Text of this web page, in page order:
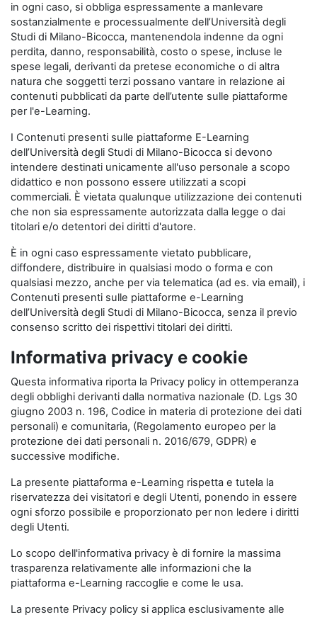
in ogni caso, si obbliga espressamente a manlevare
sostanzialmente e processualmente dell’Università degli
Studi di Milano-Bicocca, mantenendola indenne da ogni
perdita, danno, responsabilità, costo o spese, incluse le
spese legali, derivanti da pretese economiche o di altra
natura che soggetti terzi possano vantare in relazione ai
contenuti pubblicati da parte dell’utente sulle piattaforme
per l'e-Learning.
I Contenuti presenti sulle piattaforme E-Learning
dell’Università degli Studi di Milano-Bicocca si devono
intendere destinati unicamente all'uso personale a scopo
didattico e non possono essere utilizzati a scopi
commerciali. È vietata qualunque utilizzazione dei contenuti
che non sia espressamente autorizzata dalla legge o dai
titolari e/o detentori dei diritti d'autore.
È in ogni caso espressamente vietato pubblicare,
diffondere, distribuire in qualsiasi modo o forma e con
qualsiasi mezzo, anche per via telematica (ad es. via email), i
Contenuti presenti sulle piattaforme e-Learning
dell’Università degli Studi di Milano-Bicocca, senza il previo
consenso scritto dei rispettivi titolari dei diritti.
Informativa privacy e cookie
Questa informativa riporta la Privacy policy in ottemperanza
degli obblighi derivanti dalla normativa nazionale (D. Lgs 30
giugno 2003 n. 196, Codice in materia di protezione dei dati
personali) e comunitaria, (Regolamento europeo per la
protezione dei dati personali n. 2016/679, GDPR) e
successive modifiche.
La presente piattaforma e-Learning rispetta e tutela la
riservatezza dei visitatori e degli Utenti, ponendo in essere
ogni sforzo possibile e proporzionato per non ledere i diritti
degli Utenti.
Lo scopo dell'informativa privacy è di fornire la massima
trasparenza relativamente alle informazioni che la
piattaforma e-Learning raccoglie e come le usa.
La presente Privacy policy si applica esclusivamente alle